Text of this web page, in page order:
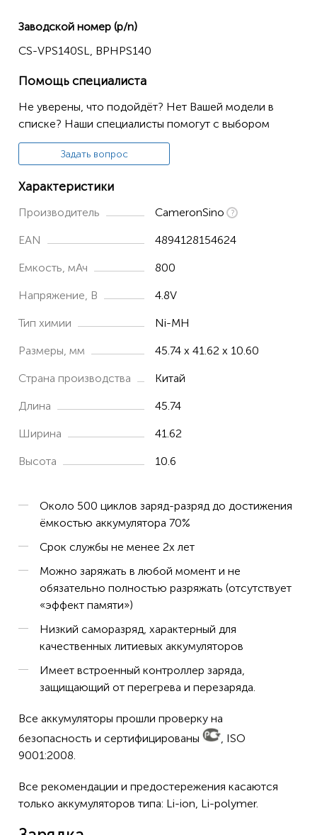
Заводской номер (p/n)
CS-VPS140SL, BPHPS140
Помощь специалиста
Не уверены, что подойдёт? Нет Вашей модели в
списке? Наши специалисты помогут с выбором
Задать вопрос
Характеристики
Производитель CameronSino
EAN 4894128154624
Емкость, мАч 800
Напряжение, В 4.8V
Тип химии Ni-MH
Размеры, мм 45.74 x 41.62 x 10.60
Страна производства Китай
Длина 45.74
Ширина 41.62
Высота 10.6
Около 500 циклов заряд-разряд до достижения
ёмкостью аккумулятора 70%
Срок службы не менее 2х лет
Можно заряжать в любой момент и не
обязательно полностью разряжать (отсутствует
«эффект памяти»)
Низкий саморазряд, характерный для
качественных литиевых аккумуляторов
Имеет встроенный контроллер заряда,
защищающий от перегрева и перезаряда.
Все аккумуляторы прошли проверку на
безопасность и сертифицированы
, ISO
9001:2008.
Все рекомендации и предостережения касаются
только аккумуляторов типа: Li-ion, Li-polymer.